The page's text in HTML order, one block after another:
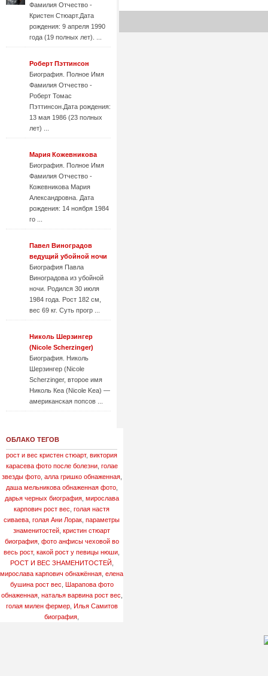
Фамилия Отчество -
Кристен Стюарт.Дата
рождения: 9 апреля 1990
года (19 полных лет). ...
Роберт Пэттинсон
Биография. Полное Имя
Фамилия Отчество -
Роберт Томас
Пэттинсон.Дата рождения:
13 мая 1986 (23 полных
лет) ...
Мария Кожевникова
Биография. Полное Имя
Фамилия Отчество -
Кожевникова Мария
Александровна. Дата
рождения: 14 ноября 1984
го ...
Павел Виноградов
ведущий убойной ночи
Биография Павла
Виноградова из убойной
ночи. Родился 30 июля
1984 года. Рост 182 см,
вес 69 кг. Суть прогр ...
Николь Шерзингер
(Nicole Scherzinger)
Биография. Николь
Шерзингер (Nicole
Scherzinger, второе имя
Николь Кеа (Nicole Kea) —
американская попсов ...
ОБЛАКО ТЕГОВ
рост и вес кристен стюарт, виктория
карасева фото после болезни, голае
звезды фото, алла гришко обнаженная,
даша мельникова обнаженная фото,
дарья черных биография, мирослава
карпович рост вес голая настя
сиваева голая Ани Лорак параметры
знаменитостей кристин стюарт
биография, фото анфисы чеховой во
весь рост, какой рост у певицы нюши
РОСТ И ВЕС ЗНАМЕНИТОСТЕЙ
мирослава карпович обнажённая елена
бушина рост вес Шарапова фото
обнаженная, наталья варвина рост вес
голая милен фермер, Илья Самитов
биография